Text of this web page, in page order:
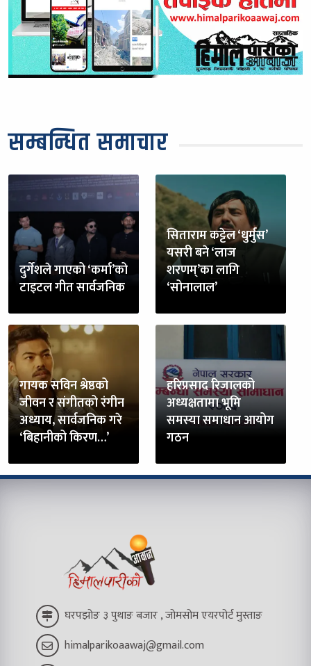
सम्बन्धित समाचार
दुर्गेशले गाएको ‘कर्मा’को
टाइटल गीत सार्वजनिक
सिताराम कट्टेल ‘धुर्मुस’
यसरी बने ‘लाज
शरणम्’का लागि
‘सोनालाल’
गायक सविन श्रेष्ठको
जीवन र संगीतको रंगीन
अध्याय, सार्वजनिक गरे
‘बिहानीको किरण…’
हरिप्रसाद रिजालको
अध्यक्षतामा भूमि
समस्या समाधान आयोग
गठन
घरपझोङ ३ पुथाङ बजार , जोमसोम एयरपोर्ट मुस्ताङ
himalparikoaawaj@gmail.com